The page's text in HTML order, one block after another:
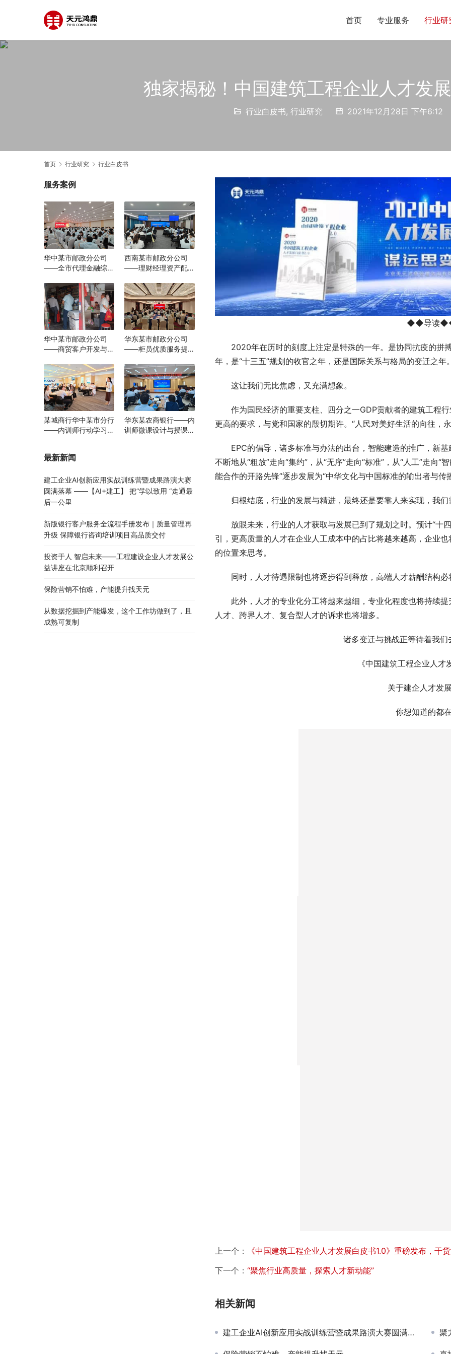
首页 专业服务 行业研
独家揭秘！中国建筑工程企业人才发
行业白皮书, 行业研究 2021年12月28日 下午6:12
首页 行业研究 行业白皮书
◆◆导读
2020年在历时的刻度上注定是特殊的一年。是协同抗疫的拼
年，是“十三五”规划的收官之年，还是国际关系与格局的变迁之年。
这让我们无比焦虑，又充满想象。
作为国民经济的重要支柱、四分之一GDP贡献者的建筑工程
更高的要求，与党和国家的殷切期许。“人民对美好生活的向往，
EPC的倡导，诸多标准与办法的出台，智能建造的推广，新
不断地从“粗放”走向“集约”，从“无序”走向“标准”，从“人工”走向“
能合作的开路先锋”逐步发展为“中华文化与中国标准的输出者与传播
归根结底，行业的发展与精进，最终还是要靠人来实现，我们
放眼未来，行业的人才获取与发展已到了规划之时。预计“十
引，更高质量的人才在企业人工成本中的占比将越来越高，企业
的位置来思考。
同时，人才待遇限制也将逐步得到释放，高端人才薪酬结构
此外，人才的专业化分工将越来越细，专业化程度也将持续
人才、跨界人才、复合型人才的诉求也将增多。
诸多变迁与挑战正等待着我们
《中国建筑工程企业人才
关于建企人才发
你想知道的都
服务案例
华中某市邮政分公司
——全市代理金融综合
西南某市邮政分公司
——理财经理资产配置
训
华中某市邮政分公司
——商贸客户开发与经
华东某市邮政分公司
——柜员优质服务提升
某城商行华中某市分行
——内训师行动学习训
华东某农商银行——内
训师微课设计与授课技
最新新闻
建工企业AI创新应用实战训练营暨成果路演大赛
圆满落幕 ——【AI+建工】 把”学以致用 “走通最
后一公里
新版银行客户服务全流程手册发布｜质量管理再
升级 保障银行咨询培训项目高品质交付
投资于人 智启未来——工程建设企业人才发展公
益讲座在北京顺利召开
保险营销不怕难，产能提升找天元
从数据挖掘到产能爆发，这个工作坊做到了，且
成熟可复制